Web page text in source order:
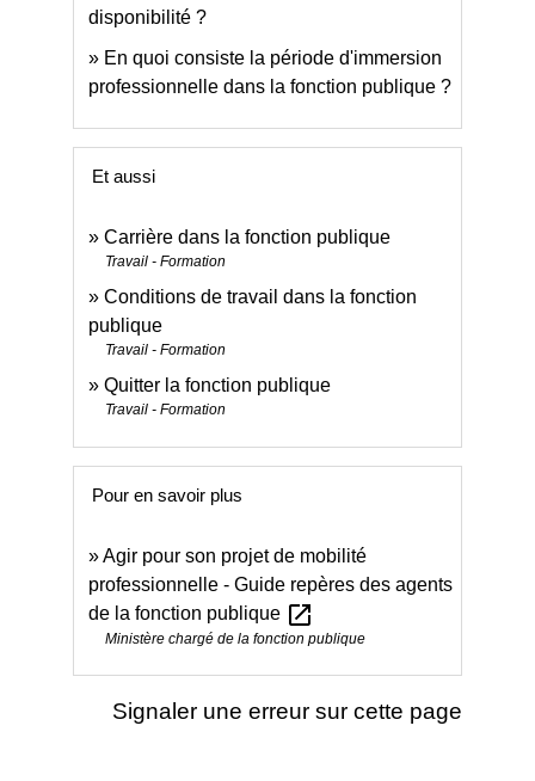
disponibilité ?
En quoi consiste la période d'immersion
professionnelle dans la fonction publique ?
Et aussi
Carrière dans la fonction publique
Travail - Formation
Conditions de travail dans la fonction
publique
Travail - Formation
Quitter la fonction publique
Travail - Formation
Pour en savoir plus
Agir pour son projet de mobilité
professionnelle - Guide repères des agents
de la fonction publique open_in_new
Ministère chargé de la fonction publique
Signaler une erreur sur cette page